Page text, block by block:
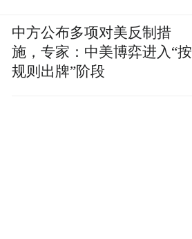
中方公布多项对美反制措
施，专家：中美博弈进入“按
规则出牌”阶段